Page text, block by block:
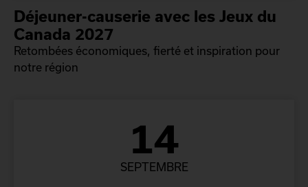
Déjeuner-causerie avec les Jeux du
Canada 2027
Retombées économiques, fierté et inspiration pour
notre région
14
SEPTEMBRE